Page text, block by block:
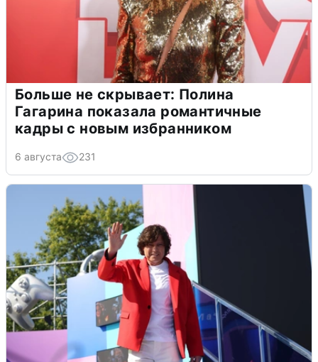
Больше не скрывает: Полина
Гагарина показала романтичные
кадры с новым избранником
6 августа 231